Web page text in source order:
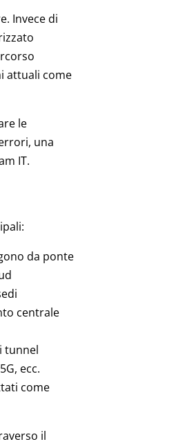
Invece di
attuali come
le
una
IT.
da ponte
centrale
tunnel
ecc.
come
il